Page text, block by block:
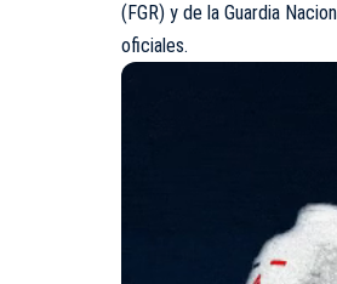
(FGR) y de la Guardia
oficiales.